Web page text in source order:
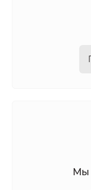
Мы